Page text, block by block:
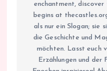
enchantment,
begins at
als nur ein Slogan; sie
die Geschichte und
möchten. Lasst euch
Erzählungen und der